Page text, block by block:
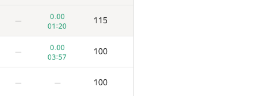
—
0.00
01:20
115
—
0.00
03:57
100
— — 100
/152 16/78
03:16
04:46
275